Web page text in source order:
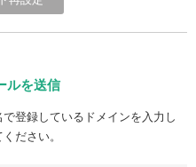
ルを送信
登録しているドメインを入力し
ださい。